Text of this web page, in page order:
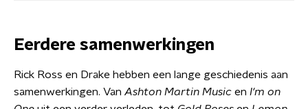
Eerdere samenwerkingen
Rick Ross en Drake hebben een lange geschiedenis aan
samenwerkingen. Van Ashton Martin Music en I'm on